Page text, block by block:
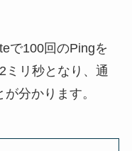
で100回のPingを
ミリ秒となり、通
分かります。